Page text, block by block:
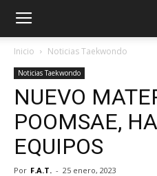
Inicio Noticias Taekwondo
Noticias Taekwondo
NUEVO
POOMSAE,
EQUIPOS
Por F.A.T. - 25 enero, 2023